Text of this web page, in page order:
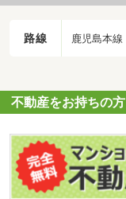
路線 鹿児島本線
不動産をお持ちの方